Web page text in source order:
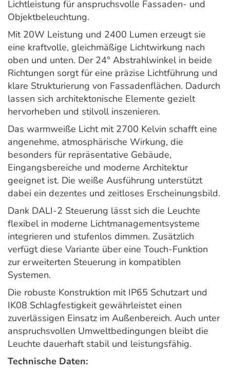
Lichtleistung für anspruchsvolle Fassaden- und
Objektbeleuchtung.
Mit 20W Leistung und 2400 Lumen erzeugt sie
eine kraftvolle, gleichmäßige Lichtwirkung nach
oben und unten. Der 24° Abstrahlwinkel in beide
Richtungen sorgt für eine präzise Lichtführung und
klare Strukturierung von Fassadenflächen. Dadurch
lassen sich architektonische Elemente gezielt
hervorheben und stilvoll inszenieren.
Das warmweiße Licht mit 2700 Kelvin schafft eine
angenehme, atmosphärische Wirkung, die
besonders für repräsentative Gebäude,
Eingangsbereiche und moderne Architektur
geeignet ist. Die weiße Ausführung unterstützt
dabei ein dezentes und zeitloses Erscheinungsbild.
Dank DALI-2 Steuerung lässt sich die Leuchte
flexibel in moderne Lichtmanagementsysteme
integrieren und stufenlos dimmen. Zusätzlich
verfügt diese Variante über eine Touch-Funktion
zur erweiterten Steuerung in kompatiblen
Systemen.
Die robuste Konstruktion mit IP65 Schutzart und
IK08 Schlagfestigkeit gewährleistet einen
zuverlässigen Einsatz im Außenbereich. Auch unter
anspruchsvollen Umweltbedingungen bleibt die
Leuchte dauerhaft stabil und leistungsfähig.
Technische Daten: